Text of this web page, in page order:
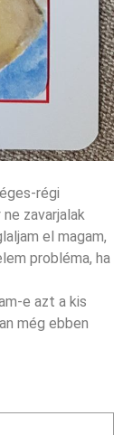
régi
zavarjalak
el magam,
probléma, ha
e azt a kis
még ebben